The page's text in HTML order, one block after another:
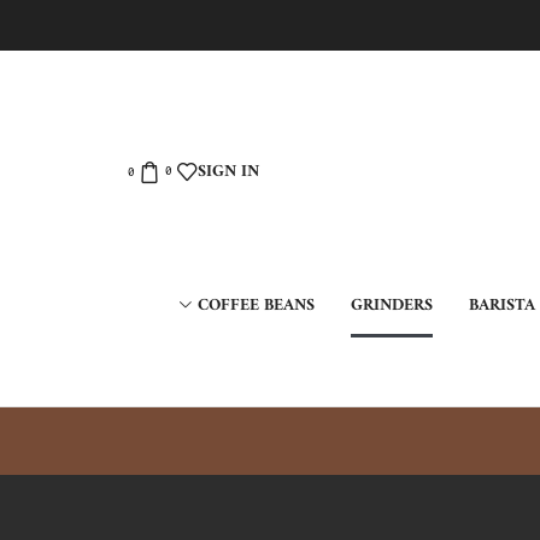
SIGN IN
0
0
GRINDERS
COFFEE BEANS